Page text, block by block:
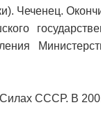
Чеченец.
СССР. В